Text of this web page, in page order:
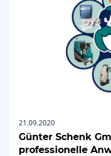
21.09.2020
Günter Schenk
professionelle